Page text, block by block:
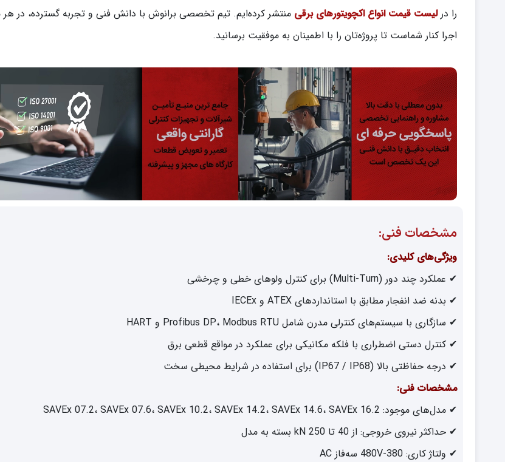
را درلیست قیمت انواع اکچویتورهای برقی منتشر کرده‌ایم. تیم تخصصی برانوش با دانش فنی و تجربه گسترده، در هر
اجرا کنار شماست تا پروژه‌تان را با اطمینان به موفقیت برسانید.
مشخصات فنی:
ویژگی‌های کلیدی:
✔ عملکرد چند دور (Multi-Turn) برای کنترل ولوهای خطی و چرخشی
✔ بدنه ضد انفجار مطابق با استانداردهای ATEX و IECEx
✔ سازگاری با سیستم‌های کنترلی مدرن شامل Profibus DP، Modbus RTU و HART
✔ کنترل دستی اضطراری با فلکه مکانیکی برای عملکرد در مواقع قطعی برق
✔ درجه حفاظتی بالا (IP67 / IP68) برای استفاده در شرایط محیطی سخت
مشخصات فنی:
✔ مدل‌های موجود: SAVEx 07.2، SAVEx 07.6، SAVEx 10.2، SAVEx 14.2، SAVEx 14.6، SAVEx 16.2
✔ حداکثر نیروی خروجی: از 40 تا 250 kN بسته به مدل
✔ ولتاژ کاری: 380-480V سه‌فاز AC